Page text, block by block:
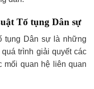
Tố tụng Dân sự
tụng Dân sự là những
trình giải quyết các
mối quan hệ liên quan